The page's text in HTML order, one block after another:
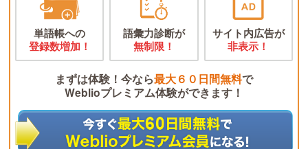
単語帳への
登録数増加！
語彙力診断が
無制限！
サイト内広告が
非表示！
まずは体験！今なら最大６０日間無料で
Weblioプレミアム体験ができます！